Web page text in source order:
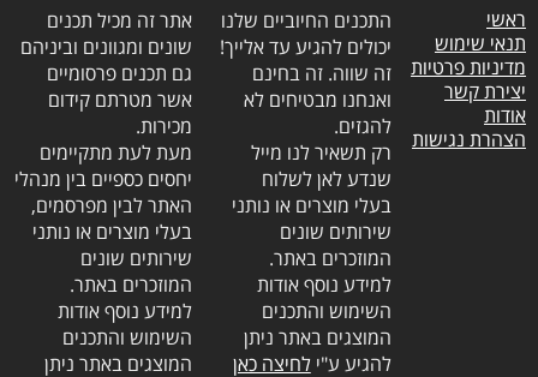
ראשי
תנאי שימוש
מדיניות פרטיות
יצירת קשר
אודות
הצהרת נגישות
התכנים החיוביים שלנו
יכולים להגיע עד אלייך!
זה שווה. זה בחינם
ואנחנו מבטיחים לא
להגזים.
רק תשאיר לנו מייל
שנדע לאן לשלוח
בעלי מוצרים או נותני
שירותים שונים
המוזכרים באתר.
למידע נוסף אודות
השימוש והתכנים
המוצגים באתר ניתן
להגיע ע"ילחיצה כאן
אתר זה מכיל תכנים
שונים ומגוונים וביניהם
גם תכנים פרסומיים
אשר מטרתם קידום
מכירות.
מעת לעת מתקיימים
יחסים כספיים בין מנהלי
האתר לבין מפרסמים,
בעלי מוצרים או נותני
שירותים שונים
המוזכרים באתר.
למידע נוסף אודות
השימוש והתכנים
המוצגים באתר ניתן